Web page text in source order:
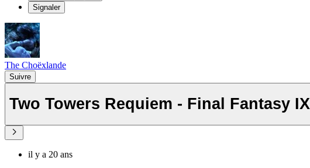
Signaler
The Choëxlande
Suivre
Two Towers Requiem - Final Fantasy IX
il y a 20 ans